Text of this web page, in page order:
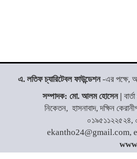
এ. লতিফ চ্যারিটেবল ফাউন্ডেশন-এর পক্ষে,
সম্পাদক: মো. আলম হোসেন |
নিকেতন, হাসনাবাদ, দক্ষিন
ekantho24@gmail.com,